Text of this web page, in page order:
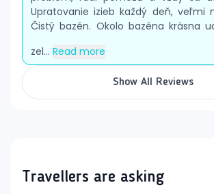
Upratovanie izieb každý deň, veľmi
Čistý bazén. Okolo bazéna krásna
zel... Read more
Show All Reviews
Travellers are asking